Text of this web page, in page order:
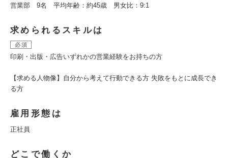
営業部 9名 平均年齢：約45歳 男女比：9:1
求められるスキルは
必須
印刷・出版・広告いずれかの営業経験をお持ちの方
【求める人物像】自分から考えて行動できる方 失敗をもとに成長でき
る方
雇用形態は
正社員
どこで働くか